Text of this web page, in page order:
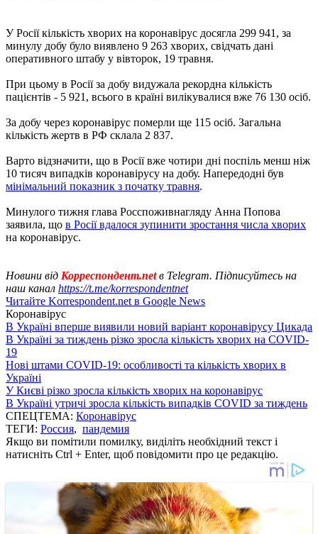
У Росії кількість хворих на коронавірус досягла 299 941, за
минулу добу було виявлено 9 263 хворих, свідчать дані
оперативного штабу у вівторок, 19 травня.
При цьому в Росії за добу видужала рекордна кількість
пацієнтів - 5 921, всього в країні вилікувалися вже 76 130 осіб.
За добу через коронавірус померли ще 115 осіб. Загальна
кількість жертв в РФ склала 2 837.
Варто відзначити, що в Росії вже чотири дні поспіль менш ніж
10 тисяч випадків коронавірусу на добу. Напередодні був
мінімальний показник з початку травня.
Минулого тижня глава Росспоживнагляду Анна Попова
заявила, що в Росії вдалося зупинити зростання числа хворих
на коронавірус.
Новини від Корреспондент.netв Telegram. Підписуйтесь на
наш канал https://t.me/korrespondentnet
Читайте Korrespondent.net в Google News
Коронавірус
В Україні вперше виявили новий варіант коронавірусу Цикада
В Україні за тиждень різко зросла кількість хворих на COVID-
19
Нові штами COVID-19: особливості та кількість хворих в
Україні
У Києві різко зросла кількість хворих на коронавірус
В Україні утричі зросла кількість випадків COVID за тиждень
СПЕЦТЕМА: Коронавірус
ТЕГИ: Россия, пандемия
Якщо ви помітили помилку, виділіть необхідний текст і
натисніть Ctrl + Enter, щоб повідомити про це редакцію.